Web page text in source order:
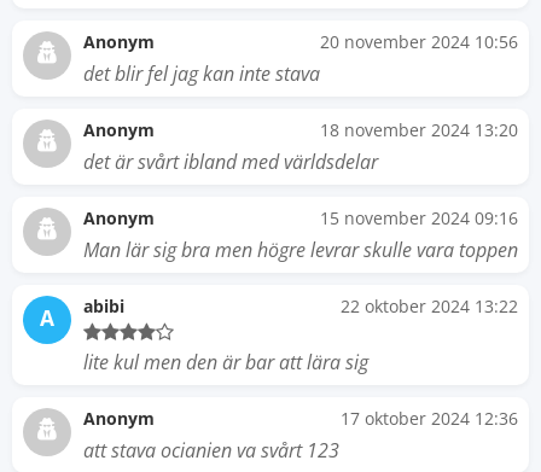
Anonym 20 november 2024 10:56
det blir fel jag kan inte stava
Anonym 18 november 2024 13:20
det är svårt ibland med världsdelar
Anonym 15 november 2024 09:16
Man lär sig bra men högre levrar skulle vara toppen
A abibi 22 oktober 2024 13:22
lite kul men den är bar att lära sig
Anonym 17 oktober 2024 12:36
att stava ocianien va svårt 123